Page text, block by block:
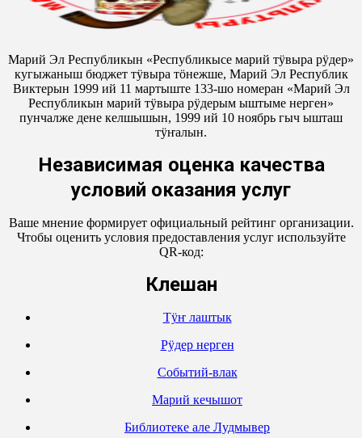
Марий Эл Республикын «Республикысе марий тӱвыра рӱдер»
кугыжаныш бюджет тӱвыра тӧнежше, Марий Эл Республик
Виктерын 1999 ий 11 мартыште 133-шо номеран «Марий Эл
Республикын марий тӱвыра рӱдерым ыштыме нерген»
пунчалже дене келшышын, 1999 ий 10 ноябрь гыч ышташ
тӱҥалын.
Независимая оценка качества
условий оказания услуг
Ваше мнение формирует официальный рейтинг организации.
Чтобы оценить условия предоставления услуг используйте
QR-код:
Кӱлешан
Тӱҥ лаштык
Рӱдер нерген
Событий-влак
Марий кечышот
Библиотеке але Лудмывер